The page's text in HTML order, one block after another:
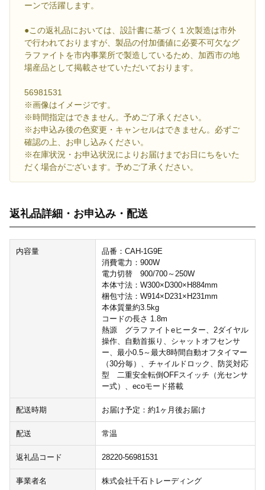
ーンで活躍します。
●この返礼品においては、設計書に基づく１次製造は市外
で行われておりますが、製品の付加価値に必要不可欠なグ
ラファイトを市内事業所で製造しているため、加西市の地
場産品として掲載させていただいております。
56981531
※画像はイメージです。
※時間指定はできません。予めご了承ください。
※お申込み後の色変更・キャンセルはできません。必ずご
確認の上、お申し込みください。
※在庫状況・お申込状況によりお届けまでお日にちをいた
だく場合がございます。予めご了承ください。
返礼品詳細・お申込み・配送
内容量
品番：CAH-1G9E
消費電力：900W
電力切替 900/700～250W
本体寸法：W300×D300×H884mm
梱包寸法：W914×D231×H231mm
本体質量約3.5kg
コードの長さ 1.8m
熱源 グラファイトeヒーター、2ダイヤル
操作、自動首振り、シャットオフセンサ
ー、最小0.5～最大8時間自動オフタイマー
（30分毎）、チャイルドロック、防災対応
型 二重安全転倒OFFスイッチ（光センサ
ー式）、ecoモード搭載
配送時期 お届け予定：約1ヶ月後お届け
配送 常温
返礼品コード 28220-56981531
事業者名 株式会社千石トレーディング